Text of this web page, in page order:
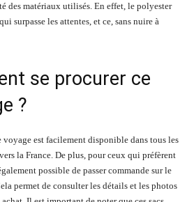
des matériaux utilisés. En effet, le polyester
surpasse les attentes, et ce, sans nuire à
se procurer ce
?
voyage est facilement disponible dans tous les
la France. De plus, pour ceux qui préfèrent
possible de passer commande sur le
permet de consulter les détails et les photos